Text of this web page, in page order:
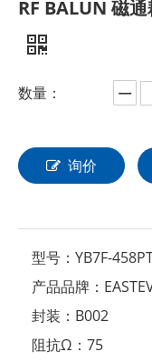
RF BALUN 磁
数量：
询价
型号： YB7F-
产品品牌：
封装： B002
阻抗Ω： 75